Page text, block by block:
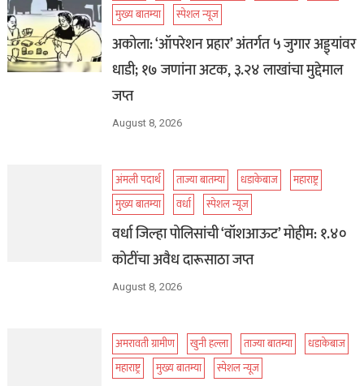
मुख्य बातम्या
स्पेशल न्यूज
अकोला: ‘ऑपरेशन प्रहार’ अंतर्गत ५ जुगार अड्ड्यांवर
धाडी; १७ जणांना अटक, ३.२४ लाखांचा मुद्देमाल
जप्त
August 8, 2026
अंमली पदार्थ ताज्या बातम्या धडाकेबाज
महाराष्ट्र
मुख्य बातम्या
वर्धा स्पेशल न्यूज
वर्धा जिल्हा पोलिसांची ‘वॉशआऊट’ मोहीम: १.४०
कोटींचा अवैध दारूसाठा जप्त
August 8, 2026
अमरावती ग्रामीण खुनी हल्ला ताज्या बातम्या
धडाकेबाज
महाराष्ट्र
मुख्य बातम्या स्पेशल न्यूज